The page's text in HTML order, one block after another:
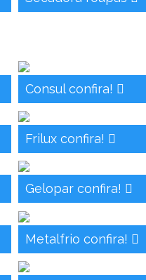
Consul confira!
Frilux confira!
Gelopar confira!
Metalfrio confira!